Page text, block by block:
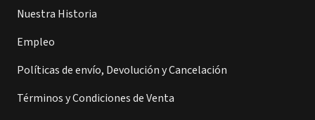
Nuestra Historia
Empleo
Políticas de envío, Devolución y Cancelación
Términos y Condiciones de Venta